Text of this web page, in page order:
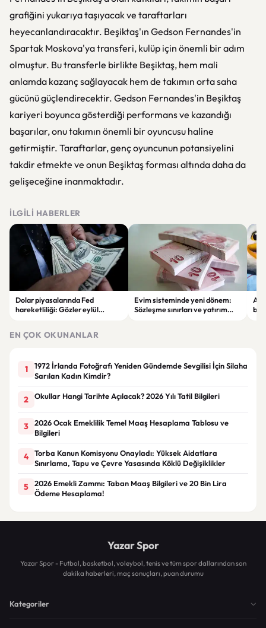
grafiğini yukarıya taşıyacak ve taraftarları
heyecanlandıracaktır. Beşiktaş'ın Gedson Fernandes'in
Spartak Moskova'ya transferi, kulüp için önemli bir adım
olmuştur. Bu transferle birlikte Beşiktaş, hem mali
anlamda kazanç sağlayacak hem de takımın orta saha
gücünü güçlendirecektir. Gedson Fernandes'in Beşiktaş
kariyeri boyunca gösterdiği performans ve kazandığı
başarılar, onu takımın önemli bir oyuncusu haline
getirmiştir. Taraftarlar, genç oyuncunun potansiyelini
takdir etmekte ve onun Beşiktaş forması altında daha da
gelişeceğine inanmaktadır.
İLGILI HABERLER
Dolar piyasalarında Fed
hareketliliği: Gözler eylül
Evim sisteminde yeni dönem:
Sözleşme sınırları ve yatırım
EN ÇOK OKUNANLAR
1
1972 İrlanda Fotoğrafı Yeniden Gündemde Sevgilisi İçin Silaha
Sarılan Kadın Kimdir?
2 Okullar Hangi Tarihte Açılacak? 2026 Yılı Tatil Bilgileri
3
2026 Ocak Emeklilik Temel Maaş Hesaplama Tablosu ve
Bilgileri
4
Torba Kanun Komisyonu Onayladı: Yüksek Aidatlara
Sınırlama, Tapu ve Çevre Yasasında Köklü Değişiklikler
5
2026 Emekli Zammı: Taban Maaş Bilgileri ve 20 Bin Lira
Ödeme Hesaplama!
Yazar Spor
Yazar Spor - Futbol, basketbol, voleybol, tenis ve tüm spor dallarından son
dakika haberleri, maç sonuçları, puan durumu
Kategoriler